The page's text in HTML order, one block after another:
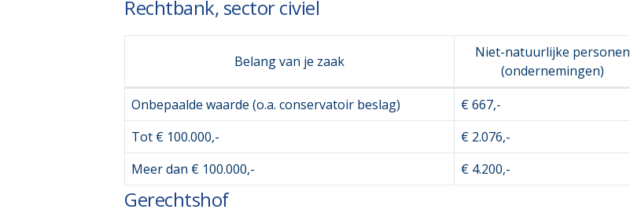
Rechtbank, sector civiel
Belang van je zaak
Niet-natuurlijke personen
(ondernemingen)
Onbepaalde waarde (o.a. conservatoir beslag)
€ 667,-
Tot € 100.000,-
€ 2.076,-
Meer dan € 100.000,-
€ 4.200,-
Gerechtshof